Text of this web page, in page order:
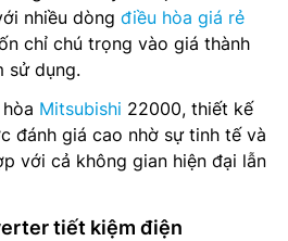
nhiều dòng điều hòa giá rẻ
chỉ chú trọng vào giá thành
sử dụng.
Mitsubishi 22000, thiết kế
đánh giá cao nhờ sự tinh tế và
với cả không gian hiện đại lẫn
tiết kiệm điện